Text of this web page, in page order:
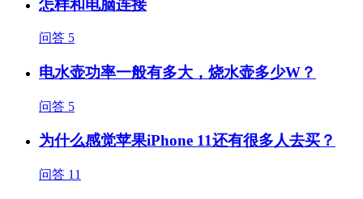
怎样和电脑连接
问答 5
电水壶功率一般有多大，烧水壶多少W？
问答 5
为什么感觉苹果iPhone 11还有很多人去买？
问答 11